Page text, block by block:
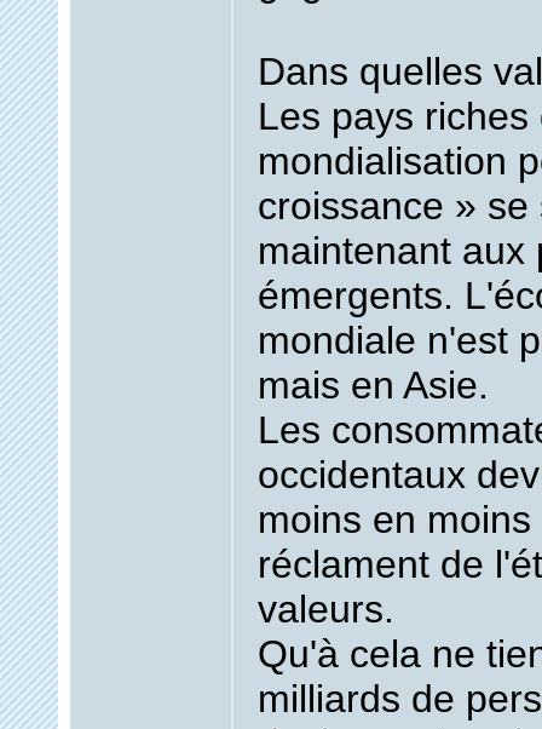
Dans quelles
Les pays
mondialisation
croissance » se
maintenant aux
émergents.
mondiale n'est
mais en Asie.
Les
occidentaux
moins en
réclament de
valeurs.
Qu'à cela ne
milliards de